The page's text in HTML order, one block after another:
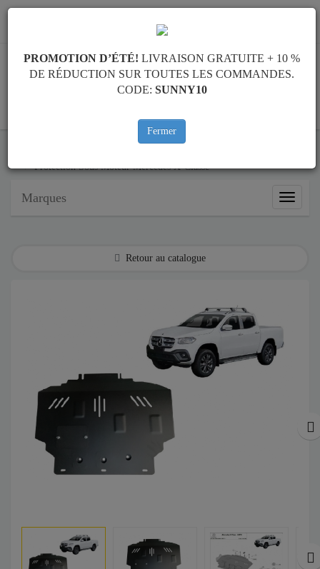
info@protectionsousmoteur.eu
Protection Sous Moteur Mercedes X-Classe
Marques
Marques
Retour au catalogue
PROMOTION D’ÉTÉ! LIVRAISON GRATUITE + 10 %
DE RÉDUCTION SUR TOUTES LES COMMANDES.
CODE: SUNNY10
Fermer